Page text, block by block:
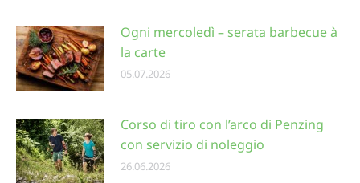
Ogni mercoledì – serata barbecue à
la carte
05.07.2026
Corso di tiro con l’arco di Penzing
con servizio di noleggio
26.06.2026